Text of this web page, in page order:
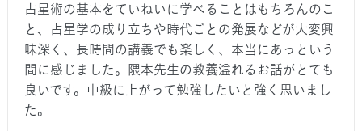
占星術の基本をていねいに学べることはもちろんのこ
と、占星学の成り立ちや時代ごとの発展などが大変興
味深く、長時間の講義でも楽しく、本当にあっという
間に感じました。隈本先生の教養溢れるお話がとても
良いです。中級に上がって勉強したいと強く思いまし
た。